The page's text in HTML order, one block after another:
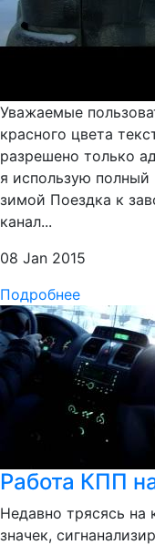
Уважаемые
красного цвета
разрешено только
я использую полный
зимой Поездка к
канал...
08 Jan 2015
Подробнее
Работа КПП
Недавно трясясь на
значек,